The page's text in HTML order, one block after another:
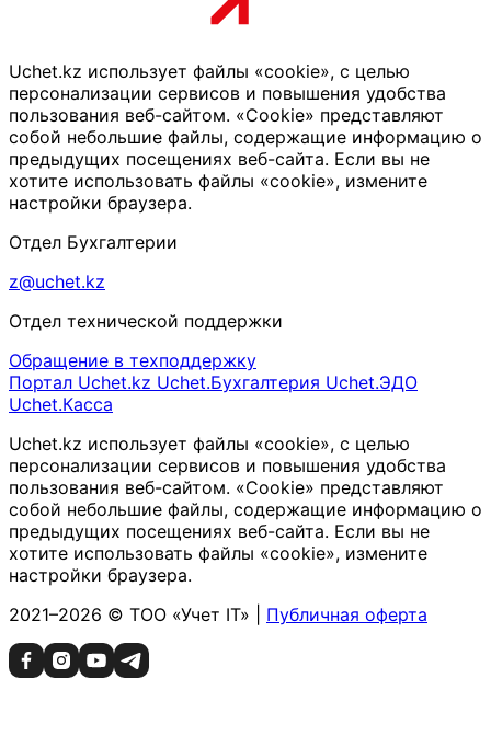
Uchet.kz использует файлы «cookie», с целью
персонализации сервисов и повышения удобства
пользования веб-сайтом. «Cookie» представляют
собой небольшие файлы, содержащие информацию о
предыдущих посещениях веб-сайта. Если вы не
хотите использовать файлы «cookie», измените
настройки браузера.
Отдел Бухгалтерии
z@uchet.kz
Отдел технической поддержки
Обращение в техподдержку
Портал Uchet.kz Uchet.Бухгалтерия Uchet.ЭДО
Uchet.Касса
Uchet.kz использует файлы «cookie», с целью
персонализации сервисов и повышения удобства
пользования веб-сайтом. «Cookie» представляют
собой небольшие файлы, содержащие информацию о
предыдущих посещениях веб-сайта. Если вы не
хотите использовать файлы «cookie», измените
настройки браузера.
2021–2026 © ТОО «Учет IT» | Публичная оферта